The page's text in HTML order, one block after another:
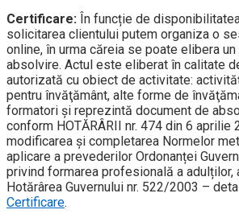
Certificare: În funcție de
solicitarea clientului putem organiza o
online, în urma căreia se poate elibera
absolvire. Actul este eliberat în calitate
autorizată cu obiect de activitate:
pentru învăţământ, alte forme de
formatori și reprezintă document de
conform HOTĂRÂRII nr. 474 din 6 aprilie
modificarea și completarea Normelor
aplicare a prevederilor Ordonanței
privind formarea profesională a adulților,
Hotărârea Guvernului nr. 522/2003 –
Certificare.